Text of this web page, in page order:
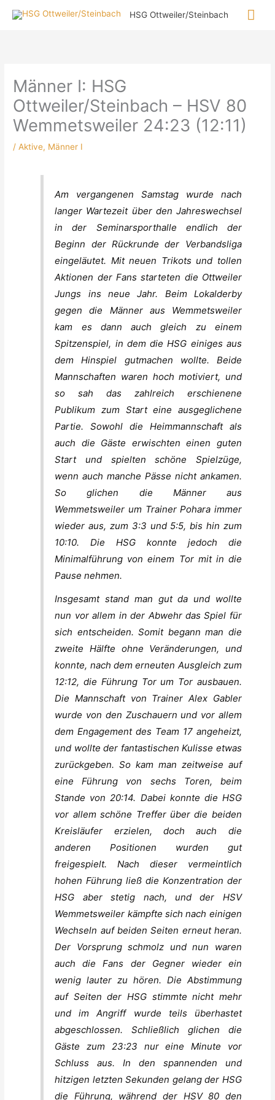
Inhalt
HSG Ottweiler/Steinbach
Männer I: HSG
Ottweiler/Steinbach – HSV 80
Wemmetsweiler 24:23 (12:11)
/Aktive, Männer I
Am vergangenen Samstag wurde nach
langer Wartezeit über den Jahreswechsel
in der Seminarsporthalle endlich der
Beginn der Rückrunde der Verbandsliga
eingeläutet. Mit neuen Trikots und tollen
Aktionen der Fans starteten die Ottweiler
Jungs ins neue Jahr. Beim Lokalderby
gegen die Männer aus Wemmetsweiler
kam es dann auch gleich zu einem
Spitzenspiel, in dem die HSG einiges aus
dem Hinspiel gutmachen wollte. Beide
Mannschaften waren hoch motiviert, und
so sah das zahlreich erschienene
Publikum zum Start eine ausgeglichene
Partie. Sowohl die Heimmannschaft als
auch die Gäste erwischten einen guten
Start und spielten schöne Spielzüge,
wenn auch manche Pässe nicht ankamen.
So glichen die Männer aus
Wemmetsweiler um Trainer Pohara immer
wieder aus, zum 3:3 und 5:5, bis hin zum
10:10. Die HSG konnte jedoch die
Minimalführung von einem Tor mit in die
Pause nehmen.
Insgesamt stand man gut da und wollte
nun vor allem in der Abwehr das Spiel für
sich entscheiden. Somit begann man die
zweite Hälfte ohne Veränderungen, und
konnte, nach dem erneuten Ausgleich zum
12:12, die Führung Tor um Tor ausbauen.
Die Mannschaft von Trainer Alex Gabler
wurde von den Zuschauern und vor allem
dem Engagement des Team 17 angeheizt,
und wollte der fantastischen Kulisse etwas
zurückgeben. So kam man zeitweise auf
eine Führung von sechs Toren, beim
Stande von 20:14. Dabei konnte die HSG
vor allem schöne Treffer über die beiden
Kreisläufer erzielen, doch auch die
anderen Positionen wurden gut
freigespielt. Nach dieser vermeintlich
hohen Führung ließ die Konzentration der
HSG aber stetig nach, und der HSV
Wemmetsweiler kämpfte sich nach einigen
Wechseln auf beiden Seiten erneut heran.
Der Vorsprung schmolz und nun waren
auch die Fans der Gegner wieder ein
wenig lauter zu hören. Die Abstimmung
auf Seiten der HSG stimmte nicht mehr
und im Angriff wurde teils überhastet
abgeschlossen. Schließlich glichen die
Gäste zum 23:23 nur eine Minute vor
Schluss aus. In den spannenden und
hitzigen letzten Sekunden gelang der HSG
die Führung, während der HSV 80 den